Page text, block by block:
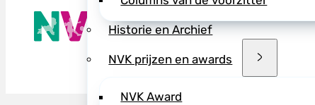
Historie en Archief
NVK prijzen en awards
NVK Award
De NVK
Wij
Copyright ©